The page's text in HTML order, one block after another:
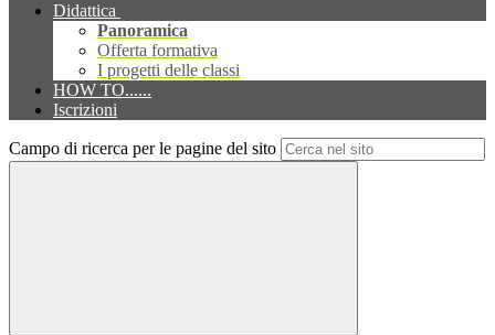
Didattica
Panoramica
Offerta formativa
I progetti delle classi
HOW TO......
Iscrizioni
Campo di ricerca per le pagine del sito